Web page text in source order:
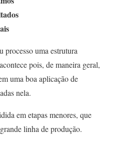
processo uma estrutura
pois, de maneira geral,
uma boa aplicação de
nela.
em etapas menores, que
linha de produção.